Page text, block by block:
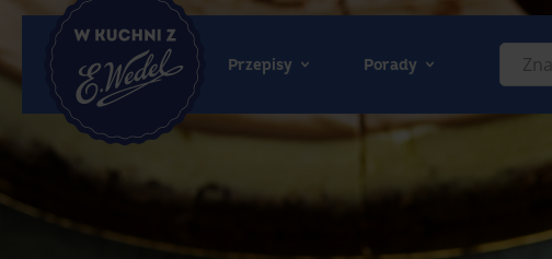
Wedel.pl
-
strona
Przepisy Porady
Znajdź
lub